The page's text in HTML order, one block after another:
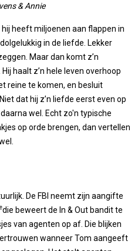
& Annie
heeft miljoenen aan flappen in
in de liefde. Lekker
Maar dan komt z’n
haalt z’n hele leven overhoop
reine te komen, en besluit
dat hij z’n liefde eerst even op
wel. Echt zo'n typische
op orde brengen, dan vertellen
De FBI neemt zijn aangifte
edie beweert de In & Out bandit te
van agenten op af. Die blijken
wanneer Tom aangeeft